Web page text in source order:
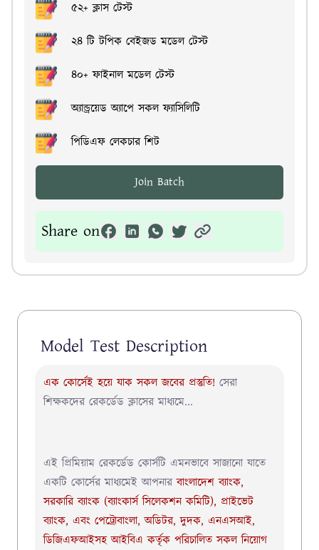
Model Test Description
এক কোর্সেই হয়ে যাক সকল জবের প্রস্তুতি! সেরা
শিক্ষকদের রেকর্ডেড ক্লাসের মাধ্যমে...
এই প্রিমিয়াম রেকর্ডেড কোর্সটি এমনভাবে সাজানো যাতে
একটি কোর্সের মাধ্যমেই আপনারবাংলাদেশ ব্যাংক,
সরকারি ব্যাংক (ব্যাংকার্স সিলেকশন কমিটি), প্রাইভেট
ব্যাংক, এবং পেট্রোবাংলা, অডিটর, দুদক, এনএসআই,
ডিজিএফআইসহআইবিএকর্তৃক পরিচালিত সকল নিয়োগ
৫২+ ক্লাস টেস্ট
২৪ টি টপিক বেইজড মডেল টেস্ট
৪০+ ফাইনাল মডেল টেস্ট
অ্যান্ড্রয়েড অ্যাপে সকল ফ্যাসিলিটি
পিডিএফ লেকচার শিট
Join Batch
Share on